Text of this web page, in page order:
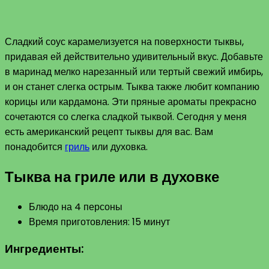
Сладкий соус карамелизуется на поверхности тыквы,
придавая ей действительно удивительный вкус. Добавьте
в маринад мелко нарезанный или тертый свежий имбирь,
и он станет слегка острым. Тыква также любит компанию
корицы или кардамона. Эти пряные ароматы прекрасно
сочетаются со слегка сладкой тыквой. Сегодня у меня
есть американский рецепт тыквы для вас. Вам
понадобится гриль или духовка.
Тыква на гриле или в духовке
Блюдо на 4 персоны
Время приготовления: 15 минут
Ингредиенты: